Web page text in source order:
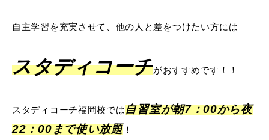
自主学習を充実させて、他の人と差をつけたい方には
スタディコーチがおすすめです！！
スタディコーチ福岡校では自習室が朝7：00から夜
22：00まで使い放題！